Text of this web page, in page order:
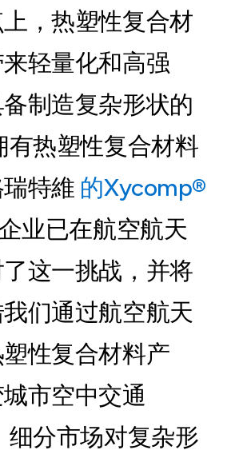
，热塑性复合材
轻量化和高强
制造复杂形状的
有热塑性复合材料
特維 的Xycomp®
业已在航空航天
这一挑战，并将
们通过航空航天
性复合材料产
市空中交通
细分市场对复杂形